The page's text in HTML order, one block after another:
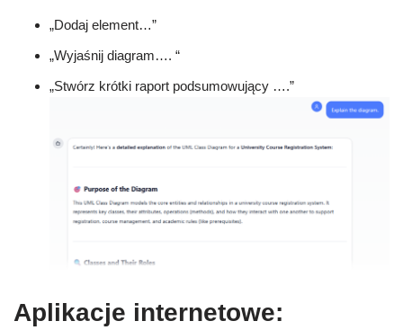
„Dodaj element…”
„Wyjaśnij diagram…. “
„Stwórz krótki raport podsumowujący ….”
Aplikacje internetowe: